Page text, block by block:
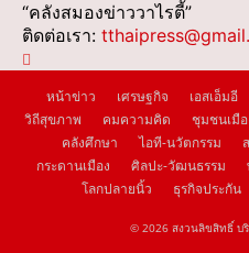
“คลังสมองข่าววาไรตี้”
ติดต่อเรา:
หน้าข่าว เศรษฐกิจ เอสเอ็มอี
วิถีสุขภาพ
คมความคิด ชุมชนเมือ
คลังศึกษา
ไอที-นวัตกรรม
กระดานเมือง
ศิลปะ-วัฒนธรรม
โลกปลายนิ้ว
ธุรกิจประกัน
© 2026 สงวนลิขสิทธิ์ บ